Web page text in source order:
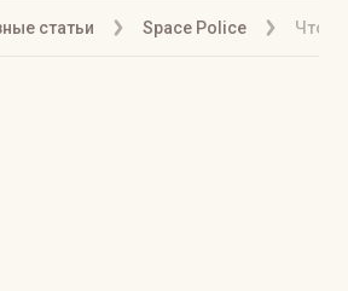
статьи Space Police Что